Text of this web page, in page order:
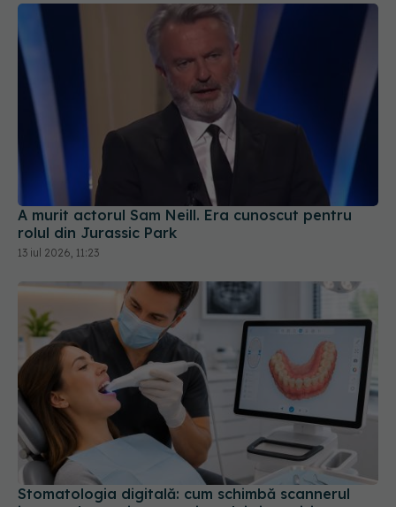
A murit actorul Sam Neill. Era cunoscut pentru
rolul din Jurassic Park
13 iul 2026, 11:23
Stomatologia digitală: cum schimbă scannerul